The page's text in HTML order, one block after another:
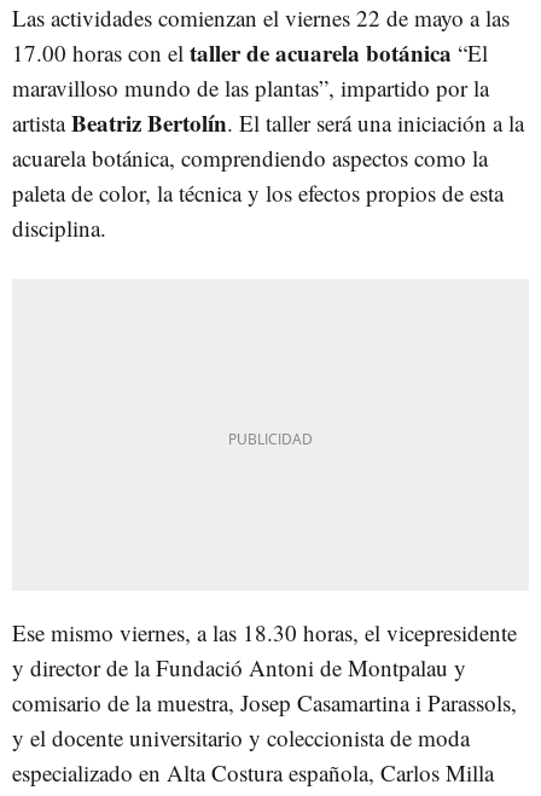
Las actividades comienzan el viernes 22 de mayo a las
17.00 horas con el taller de acuarela botánica “El
maravilloso mundo de las plantas”, impartido por la
artistaBeatriz Bertolín. El taller será una iniciación a la
acuarela botánica, comprendiendo aspectos como la
paleta de color, la técnica y los efectos propios de esta
disciplina.
Ese mismo viernes, a las 18.30 horas, el vicepresidente
y director de la Fundació Antoni de Montpalau y
comisario de la muestra, Josep Casamartina i Parassols,
y el docente universitario y coleccionista de moda
especializado en Alta Costura española, Carlos Milla